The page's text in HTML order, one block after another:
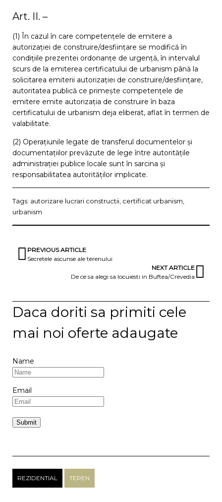
Art. II. –
(1) În cazul în care competențele de emitere a
autorizației de construire/desființare se modifică în
condițiile prezentei ordonanțe de urgență, în intervalul
scurs de la emiterea certificatului de urbanism până la
solicitarea emiterii autorizației de construire/desființare,
autoritatea publică ce primește competențele de
emitere emite autorizația de construire în baza
certificatului de urbanism deja eliberat, aflat în termen de
valabilitate.
(2) Operațiunile legate de transferul documentelor și
documentațiilor prevăzute de lege între autoritățile
administrației publice locale sunt în sarcina și
responsabilitatea autorităților implicate.
Tags: autorizare lucrari constructii certificat urbanism
urbanism
PREVIOUS ARTICLE
Secretele ascunse ale terenului
NEXT ARTICLE
De ce sa alegi sa locuiesti in Buftea/Crevedia
Daca doriti sa primiti cele
mai noi oferte adaugate
Name
Email
REZIDENTIAL TEREN